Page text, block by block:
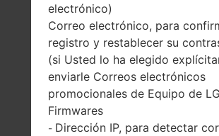
155 gramos (5.47
onzas)
electrónico)
Correo electrónico, para
registro y restablecer su
(si Usted lo ha elegido
enviarle Correos electrónicos
promocionales de Equipo de LG
Firmwares
- Dirección IP, para detectar